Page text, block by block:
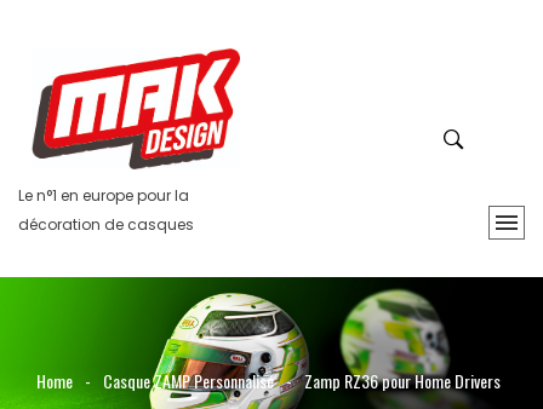
Le n°1 en europe pour la
décoration de casques
Home - Casque ZAMP Personnalisé - Zamp RZ36 pour Home Drivers